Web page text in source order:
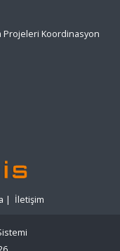
Projeleri Koordinasyon
| İletişim